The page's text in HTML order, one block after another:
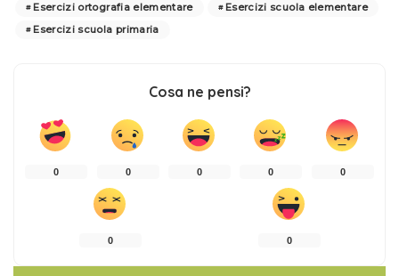
Esercizi ortografia elementare
Esercizi scuola elementare
Esercizi scuola primaria
Cosa ne pensi?
0 0 0 0 0
0 0